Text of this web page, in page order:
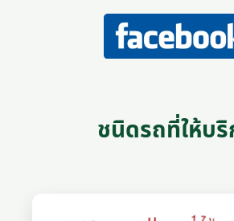
ชนิดรถที่ให้บริ